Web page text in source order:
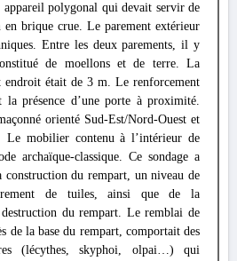
appareil polygonal qui devait servir de
en brique crue. Le parement extérieur
Entre les deux parements, il y
de moellons et de terre. La
endroit était de 3 m. Le renforcement
présence d’une porte à proximité.
orienté Sud-Est/Nord-Ouest et
Le mobilier contenu à l’intérieur de
archaïque-classique. Ce sondage a
construction du rempart, un niveau de
de tuiles, ainsi que de la
destruction du rempart. Le remblai de
de la base du rempart, comportait des
(lécythes, skyphoi, olpai…) qui